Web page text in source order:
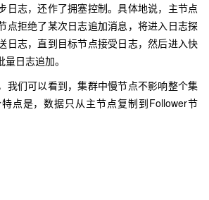
日志，还作了拥塞控制。具体地说，主节点
点拒绝了某次日志追加消息，将进入日志探
日志，直到目标节点接受日志，然后进入快
日志追加。
我们可以看到，集群中慢节点不影响整个集
点是，数据只从主节点复制到Follower节